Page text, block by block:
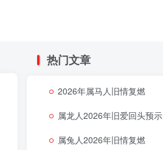
热门文章
2026年属马人旧情复燃
属龙人2026年旧爱回头预示
属兔人2026年旧情复燃